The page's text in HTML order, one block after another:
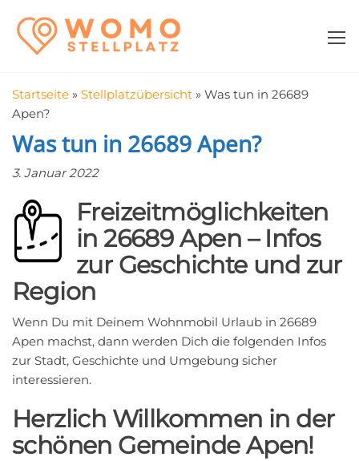
Inhalt
springen
in der Nähe
Startseite » Stellplatzübersicht » Was tun in 26689
Apen?
Was tun in 26689 Apen?
3. Januar 2022
Freizeitmöglichkeiten
in 26689 Apen – Infos
zur Geschichte und zur
Region
Wenn Du mit Deinem Wohnmobil Urlaub in 26689
Apen machst, dann werden Dich die folgenden Infos
zur Stadt, Geschichte und Umgebung sicher
interessieren.
Herzlich Willkommen in der
schönen Gemeinde Apen!